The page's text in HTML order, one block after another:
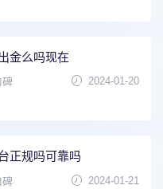
金么吗现在
碑 2024-01-20
正规吗可靠吗
碑 2024-01-21